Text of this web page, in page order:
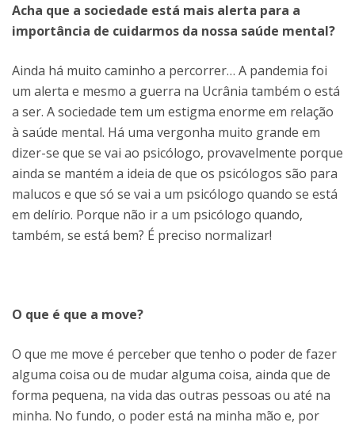
Acha que a sociedade está mais alerta para a
importância de cuidarmos da nossa saúde mental?
Ainda há muito caminho a percorrer… A pandemia foi
um alerta e mesmo a guerra na Ucrânia também o está
a ser. A sociedade tem um estigma enorme em relação
à saúde mental. Há uma vergonha muito grande em
dizer-se que se vai ao psicólogo, provavelmente porque
ainda se mantém a ideia de que os psicólogos são para
malucos e que só se vai a um psicólogo quando se está
em delírio. Porque não ir a um psicólogo quando,
também, se está bem? É preciso normalizar!
O que é que a move?
O que me move é perceber que tenho o poder de fazer
alguma coisa ou de mudar alguma coisa, ainda que de
forma pequena, na vida das outras pessoas ou até na
minha. No fundo, o poder está na minha mão e, por